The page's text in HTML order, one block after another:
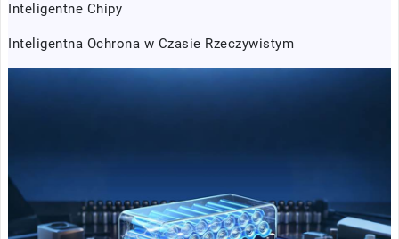
Inteligentne Chipy
Inteligentna Ochrona w Czasie Rzeczywistym